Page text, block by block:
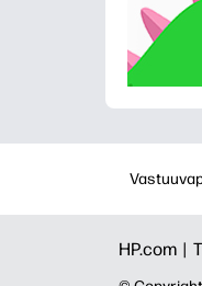
HP.com |